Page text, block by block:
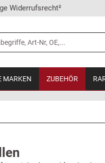
Widerrufsrecht²
MARKEN ZUBEHÖR